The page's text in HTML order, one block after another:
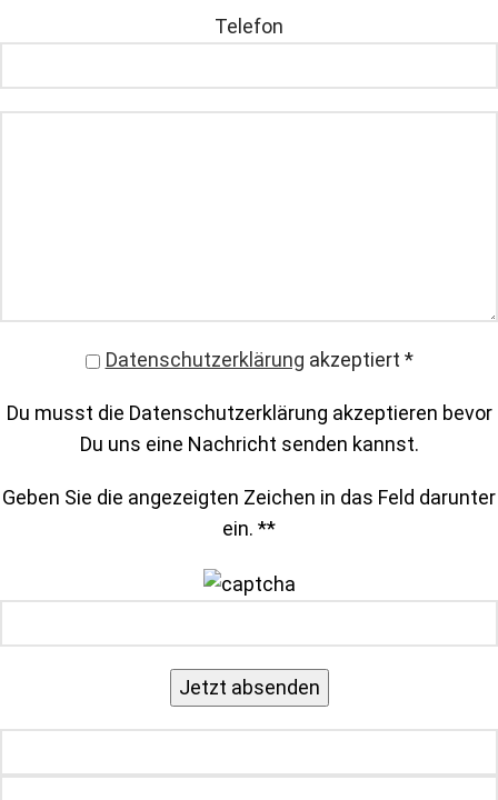
Telefon
Datenschutzerklärung akzeptiert *
Du musst die Datenschutzerklärung akzeptieren bevor
Du uns eine Nachricht senden kannst.
Geben Sie die angezeigten Zeichen in das Feld darunter
ein. **